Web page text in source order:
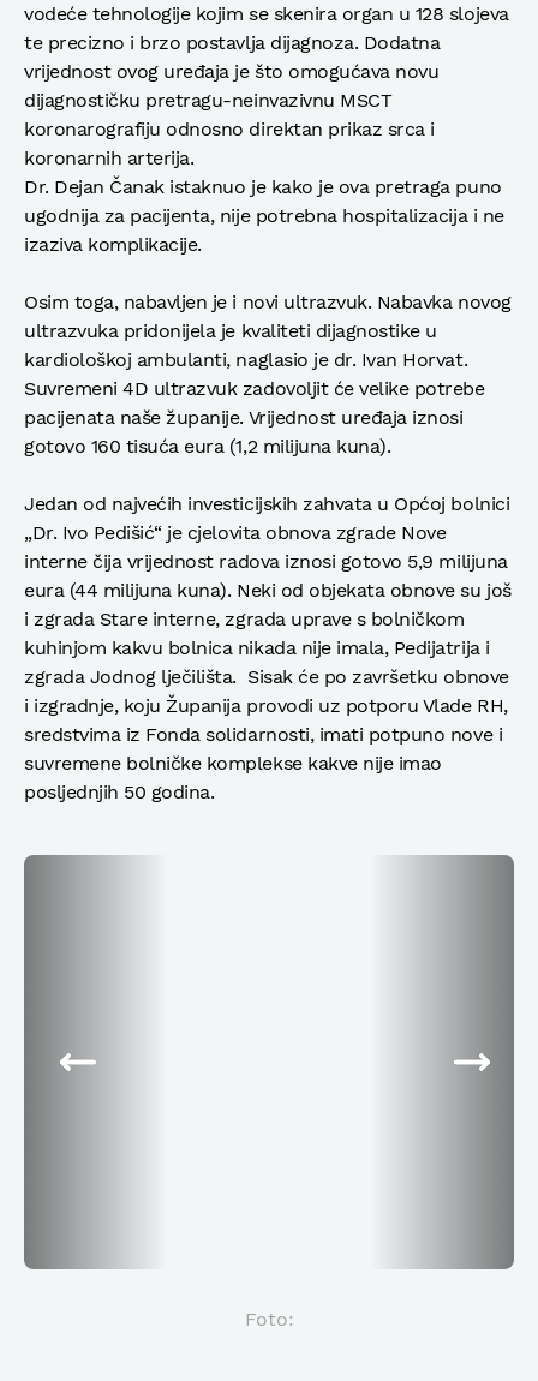
vodeće tehnologije kojim se skenira organ u 128 slojeva
te precizno i brzo postavlja dijagnoza. Dodatna
vrijednost ovog uređaja je što omogućava novu
dijagnostičku pretragu-neinvazivnu MSCT
koronarografiju odnosno direktan prikaz srca i
koronarnih arterija.
Dr. Dejan Čanak istaknuo je kako je ova pretraga puno
ugodnija za pacijenta, nije potrebna hospitalizacija i ne
izaziva komplikacije.
Osim toga, nabavljen je i novi ultrazvuk. Nabavka novog
ultrazvuka pridonijela je kvaliteti dijagnostike u
kardiološkoj ambulanti, naglasio je dr. Ivan Horvat.
Suvremeni 4D ultrazvuk zadovoljit će velike potrebe
pacijenata naše županije. Vrijednost uređaja iznosi
gotovo 160 tisuća eura (1,2 milijuna kuna).
Jedan od najvećih investicijskih zahvata u Općoj bolnici
„Dr. Ivo Pedišić“ je cjelovita obnova zgrade Nove
interne čija vrijednost radova iznosi gotovo 5,9 milijuna
eura (44 milijuna kuna). Neki od objekata obnove su još
i zgrada Stare interne, zgrada uprave s bolničkom
kuhinjom kakvu bolnica nikada nije imala, Pedijatrija i
zgrada Jodnog lječilišta. Sisak će po završetku obnove
i izgradnje, koju Županija provodi uz potporu Vlade RH,
sredstvima iz Fonda solidarnosti, imati potpuno nove i
suvremene bolničke komplekse kakve nije imao
posljednjih 50 godina.
Foto: